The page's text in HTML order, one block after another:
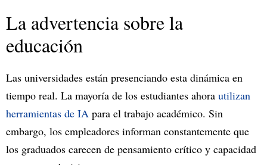
La advertencia sobre la
educación
Las universidades están presenciando esta dinámica en
tiempo real. La mayoría de los estudiantes ahora utilizan
herramientas de IA para el trabajo académico. Sin
embargo, los empleadores informan constantemente que
los graduados carecen de pensamiento crítico y capacidad